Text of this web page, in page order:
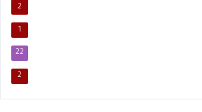
2
1
22
2